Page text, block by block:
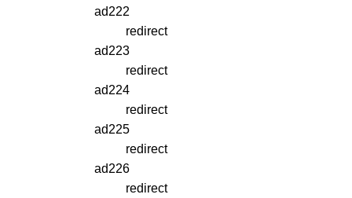
ad222
redirect
ad223
redirect
ad224
redirect
ad225
redirect
ad226
redirect